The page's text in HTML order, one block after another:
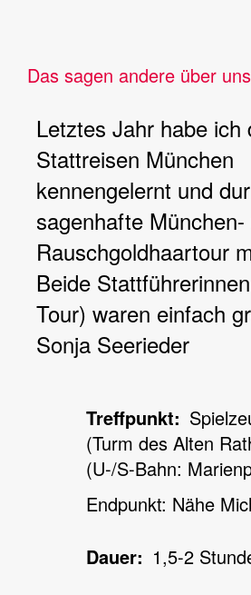
Das sagen andere über
Letztes Jahr habe ich
Stattreisen München
kennengelernt und
sagenhafte
Rauschgoldhaartour
Beide
Tour) waren einfach
Sonja Seerieder
Treffpunkt
(Turm des Alten
(U-/S-Bahn:
Endpunkt: Nähe
Dauer
1,5-2